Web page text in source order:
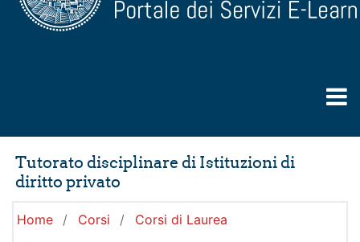
Tutorato disciplinare di Istituzioni di
diritto privato
Home Corsi
Corsi di Laurea